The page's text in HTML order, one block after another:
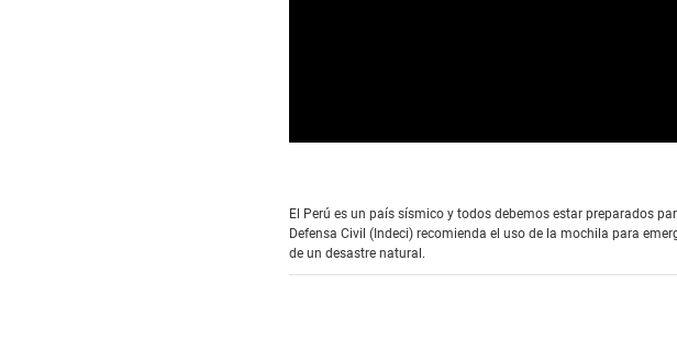
e
c
o
n
El Perú es un país sísmico y todos debemos estar preparados
Civil (Indeci) recomienda el uso de la mochila para